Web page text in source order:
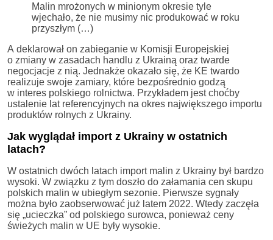
Malin mrożonych w minionym okresie tyle
wjechało, że nie musimy nic produkować w roku
przyszłym (…)
A deklarował on zabieganie w Komisji Europejskiej
o zmiany w zasadach handlu z Ukrainą oraz twarde
negocjacje z nią. Jednakże okazało się, że KE twardo
realizuje swoje zamiary, które bezpośrednio godzą
w interes polskiego rolnictwa. Przykładem jest choćby
ustalenie lat referencyjnych na okres największego importu
produktów rolnych z Ukrainy.
Jak wyglądał import z Ukrainy w ostatnich
latach?
W ostatnich dwóch latach import malin z Ukrainy był bardzo
wysoki. W związku z tym doszło do załamania cen skupu
polskich malin w ubiegłym sezonie. Pierwsze sygnały
można było zaobserwować już latem 2022. Wtedy zaczęła
się „ucieczka” od polskiego surowca, ponieważ ceny
świeżych malin w UE były wysokie.